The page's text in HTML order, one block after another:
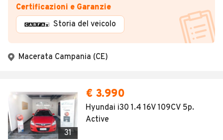
Certificazioni e Garanzie
Storia del veicolo
Macerata Campania (CE)
31
€ 3.990
Hyundai i30 1.4 16V 109CV 5p.
Active